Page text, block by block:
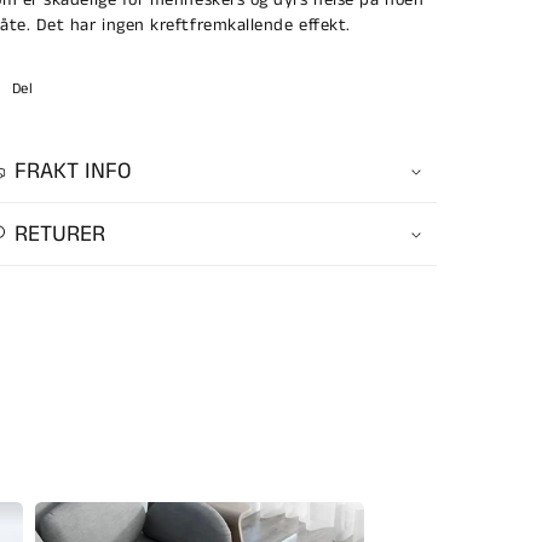
Det har ingen kreftfremkallende effekt.
Del
FRAKT INFO
RETURER